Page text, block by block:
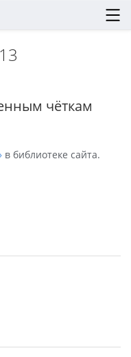
чёткам
в библиотеке сайта.